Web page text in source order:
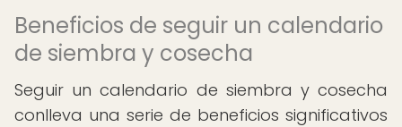
Beneficios de seguir un calendario
de siembra y cosecha
Seguir un calendario de siembra y cosecha
conlleva una serie de beneficios significativos